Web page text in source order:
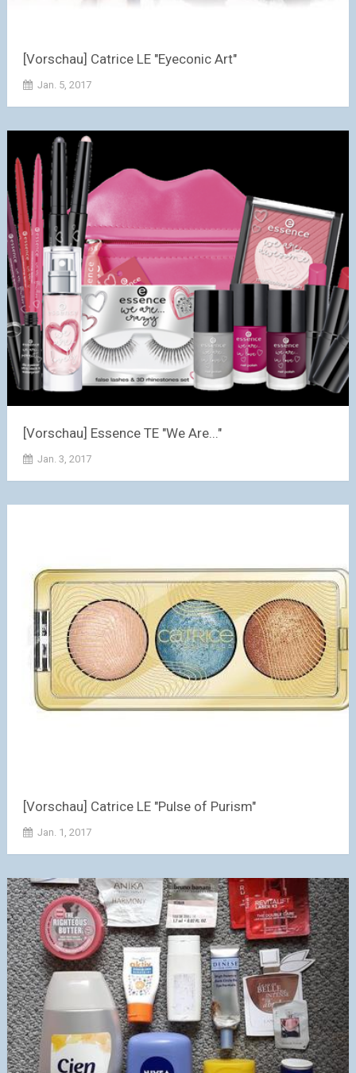
[Vorschau] Catrice LE "Eyeconic Art"
Jan. 5, 2017
[Vorschau] Essence TE "We Are..."
Jan. 3, 2017
[Vorschau] Catrice LE "Pulse of Purism"
Jan. 1, 2017